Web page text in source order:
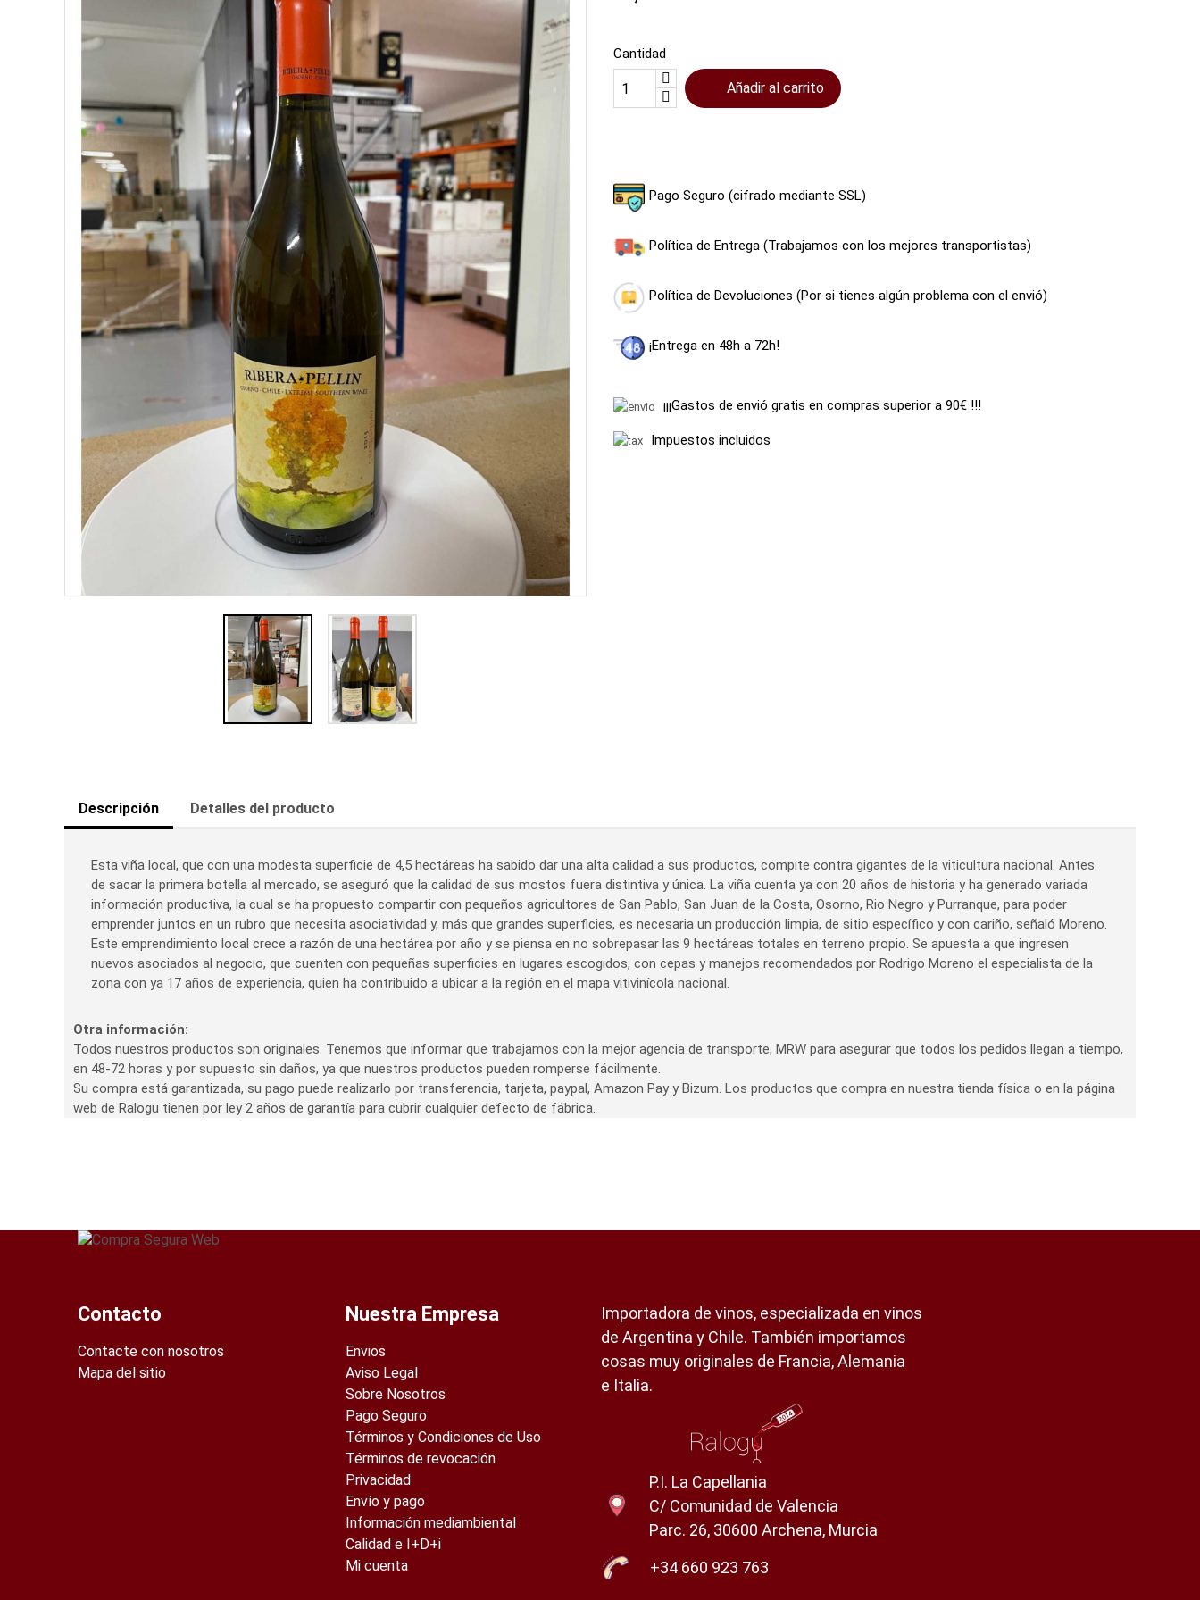
Cantidad
Añadir al carrito
Pago Seguro (cifrado mediante SSL)
Política de Entrega (Trabajamos con los mejores transportistas)
Política de Devoluciones (Por si tienes algún problema con el envió)
¡Entrega en 48h a 72h!
¡¡¡Gastos de envió gratis en compras superior a 90€ !!!
Impuestos incluidos
Descripción Detalles del producto
Esta viña local, que con una modesta superficie de 4,5 hectáreas ha sabido dar una alta calidad a sus productos, compite contra gigantes de la viticultura nacional. Antes
de sacar la primera botella al mercado, se aseguró que la calidad de sus mostos fuera distintiva y única. La viña cuenta ya con 20 años de historia y ha generado variada
información productiva, la cual se ha propuesto compartir con pequeños agricultores de San Pablo, San Juan de la Costa, Osorno, Rio Negro y Purranque, para poder
emprender juntos en un rubro que necesita asociatividad y, más que grandes superficies, es necesaria un producción limpia, de sitio específico y con cariño, señaló Moreno.
Este emprendimiento local crece a razón de una hectárea por año y se piensa en no sobrepasar las 9 hectáreas totales en terreno propio. Se apuesta a que ingresen
nuevos asociados al negocio, que cuenten con pequeñas superficies en lugares escogidos, con cepas y manejos recomendados por Rodrigo Moreno el especialista de la
zona con ya 17 años de experiencia, quien ha contribuido a ubicar a la región en el mapa vitivinícola nacional.
Otra información:
Todos nuestros productos son originales. Tenemos que informar que trabajamos con la mejor agencia de transporte, MRW para asegurar que todos los pedidos llegan a tiempo,
en 48-72 horas y por supuesto sin daños, ya que nuestros productos pueden romperse fácilmente.
Su compra está garantizada, su pago puede realizarlo por transferencia, tarjeta, paypal, Amazon Pay y Bizum. Los productos que compra en nuestra tienda física o en la página
web de Ralogu tienen por ley 2 años de garantía para cubrir cualquier defecto de fábrica.
Contacto
Contacte con nosotros
Mapa del sitio
Nuestra Empresa
Envios
Aviso Legal
Sobre Nosotros
Pago Seguro
Términos y Condiciones de Uso
Términos de revocación
Privacidad
Envío y pago
Información mediambiental
Calidad e I+D+i
Mi cuenta
Importadora de vinos, especializada en vinos
de Argentina y Chile. También importamos
cosas muy originales de Francia, Alemania
e Italia.
P.I. La Capellania
C/ Comunidad de Valencia
Parc. 26, 30600 Archena, Murcia
+34 660 923 763